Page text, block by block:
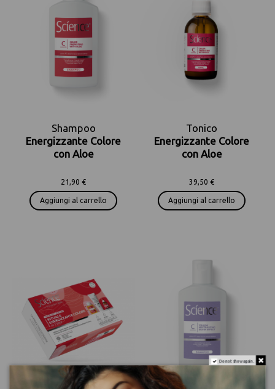
Shampoo
Energizzante Colore
con Aloe
21,90 €
Aggiungi al carrello
Tonico
Energizzante Colore
con Aloe
39,50 €
Aggiungi al carrello
Do not show again.